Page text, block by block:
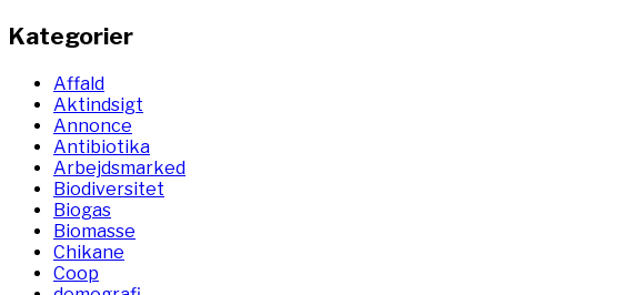
Kategorier
Affald
Aktindsigt
Annonce
Antibiotika
Arbejdsmarked
Biodiversitet
Biogas
Biomasse
Chikane
Coop